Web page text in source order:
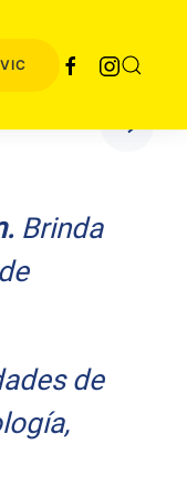
VIC
Brinda
de